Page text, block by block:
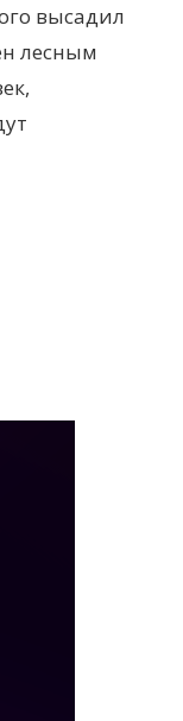
высадил
лесным